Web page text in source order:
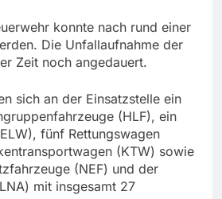
konnte nach rund einer
Die Unfallaufnahme der
Zeit noch angedauert.
sich an der Einsatzstelle ein
(HLF), ein
fünf Rettungswagen
(KTW) sowie
(NEF) und der
mit insgesamt 27